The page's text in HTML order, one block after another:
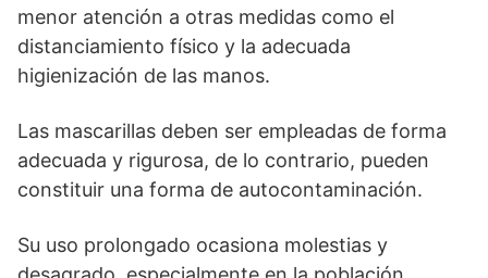
menor atención a otras medidas como el
distanciamiento físico y la adecuada
higienización de las manos.
Las mascarillas deben ser empleadas de forma
adecuada y rigurosa, de lo contrario, pueden
constituir una forma de autocontaminación.
Su uso prolongado ocasiona molestias y